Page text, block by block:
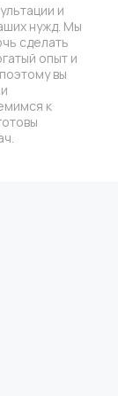
и
нужд. Мы
сделать
опыт и
вы
к